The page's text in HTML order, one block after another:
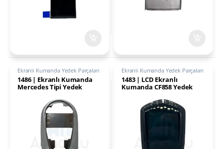
Ekranlı Kumanda Yedek Parçaları
1486 | Ekranlı Kumanda
Mercedes Tipi Yedek
Ekranlı Kumanda Yedek Parçaları
1483 | LCD Ekranlı
Kumanda CF858 Yedek